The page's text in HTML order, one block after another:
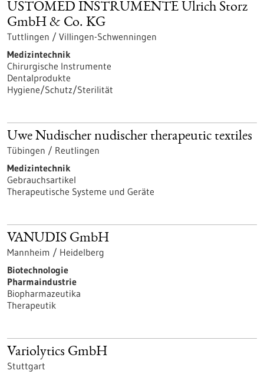
USTOMED INSTRUMENTE Ulrich Storz
GmbH & Co. KG
Tuttlingen / Villingen-Schwenningen
Medizintechnik
Chirurgische Instrumente
Dentalprodukte
Hygiene/Schutz/Sterilität
Uwe Nudischer nudischer therapeutic textiles
Tübingen / Reutlingen
Medizintechnik
Gebrauchsartikel
Therapeutische Systeme und Geräte
VANUDIS GmbH
Mannheim / Heidelberg
Biotechnologie
Pharmaindustrie
Biopharmazeutika
Therapeutik
Variolytics GmbH
Stuttgart